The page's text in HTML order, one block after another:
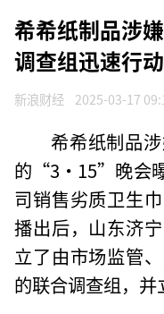
希希纸制品涉
调查组迅速行动
新浪财经 2025-03-17
希希纸制品
的“3·15”晚会曝
司销售劣质卫生
播出后，山东济
立了由市场监管
的联合调查组，并